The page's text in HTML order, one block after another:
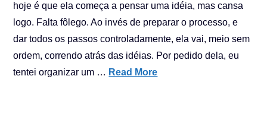
hoje é que ela começa a pensar uma idéia, mas cansa
logo. Falta fôlego. Ao invés de preparar o processo, e
dar todos os passos controladamente, ela vai, meio sem
ordem, correndo atrás das idéias. Por pedido dela, eu
tentei organizar um … Read More